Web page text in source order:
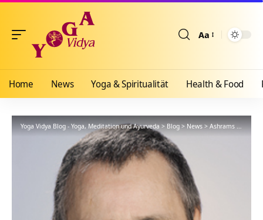
Aa
Home News Yoga & Spiritualität Health & Food
Yoga Vidya Blog - Yoga, Meditation und Ayurveda>Blog>News>Ashrams> Bad